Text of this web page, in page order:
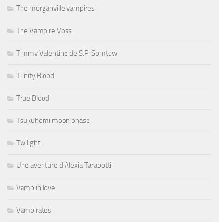
The morganville vampires
The Vampire Voss
Timmy Valentine de S.P. Somtow
Trinity Blood
True Blood
Tsukuhomi moon phase
Twilight
Une aventure d'Alexia Tarabotti
Vamp in love
Vampirates